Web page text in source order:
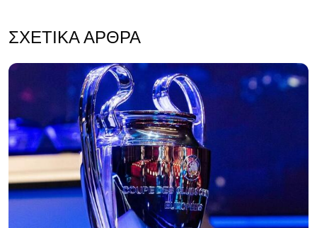
ΣΧΕΤΙΚΆ ΆΡΘΡΑ